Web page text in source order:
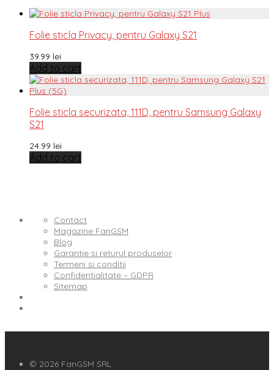
Folie sticla Privacy, pentru Galaxy S21
39.99 lei
Add to cart
Folie sticla securizata, 111D, pentru Samsung Galaxy
S21
24.99 lei
Add to cart
Contact
Magazine FanGSM
Blog
Garantie si returul produselor
Termeni si conditii
Confidentialitate – GDPR
Sitemap
© 2026 FanGSM SRL